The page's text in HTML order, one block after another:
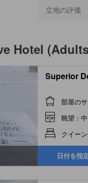
立地の評価
Hotel
Superior
部屋の
眺望：
クイー
日付を指